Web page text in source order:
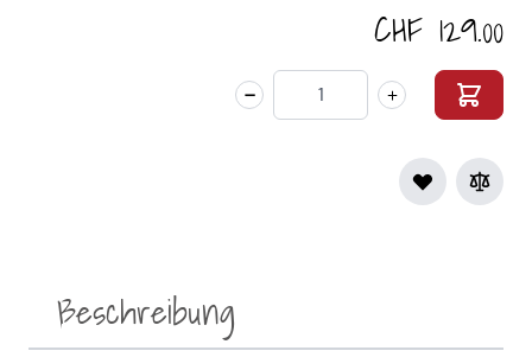
CHF 129.00
Menge
Beschreibung